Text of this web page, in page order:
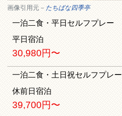
画像引用元－ たちばな四季亭
一泊二食・平日セルフプレー
平日宿泊
30,980円〜
一泊二食・土日祝セルフプレー
休前日宿泊
39,700円〜